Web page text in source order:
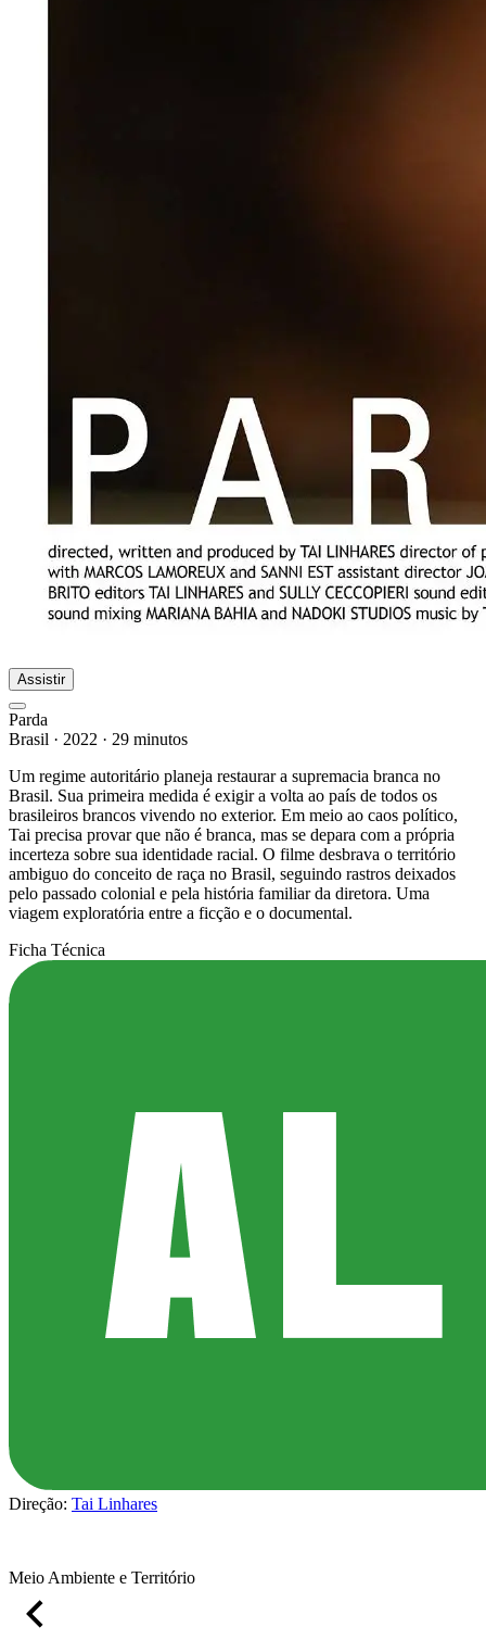
Assistir
Parda
Brasil · 2022 · 29 minutos
Um regime autoritário planeja restaurar a supremacia branca no
Brasil. Sua primeira medida é exigir a volta ao país de todos os
brasileiros brancos vivendo no exterior. Em meio ao caos político,
Tai precisa provar que não é branca, mas se depara com a própria
incerteza sobre sua identidade racial. O filme desbrava o território
ambiguo do conceito de raça no Brasil, seguindo rastros deixados
pelo passado colonial e pela história familiar da diretora. Uma
viagem exploratória entre a ficção e o documental.
Ficha Técnica
Direção: Tai Linhares
Meio Ambiente e Território